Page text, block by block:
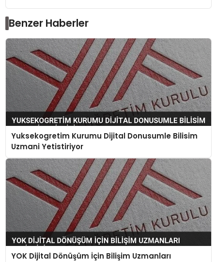
Benzer Haberler
Yuksekogretim Kurumu Dijital Donusumle Bilisim
Uzmani Yetistiriyor
YOK Dijital Dönüşüm İçin Bilişim Uzmanları